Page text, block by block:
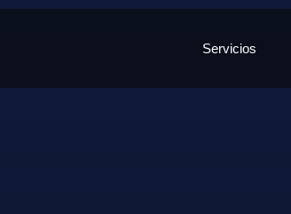
Servicios